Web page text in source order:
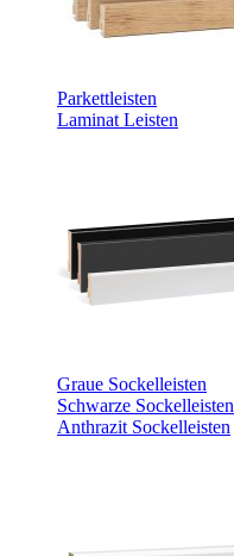
Parkettleisten
Laminat Leisten
Graue Sockelleisten
Schwarze Sockelleisten
Anthrazit Sockelleisten